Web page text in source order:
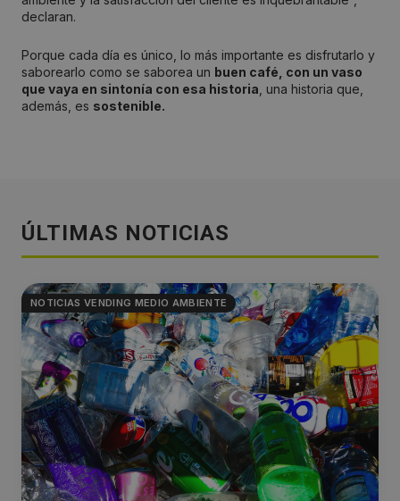
declaran.
Porque cada día es único, lo más importante es disfrutarlo y
saborearlo como se saborea un buen café, con un vaso
que vaya en sintonía con esa historia , una historia que,
además, es sostenible.
ÚLTIMAS NOTICIAS
NOTICIAS VENDING MEDIO AMBIENTE